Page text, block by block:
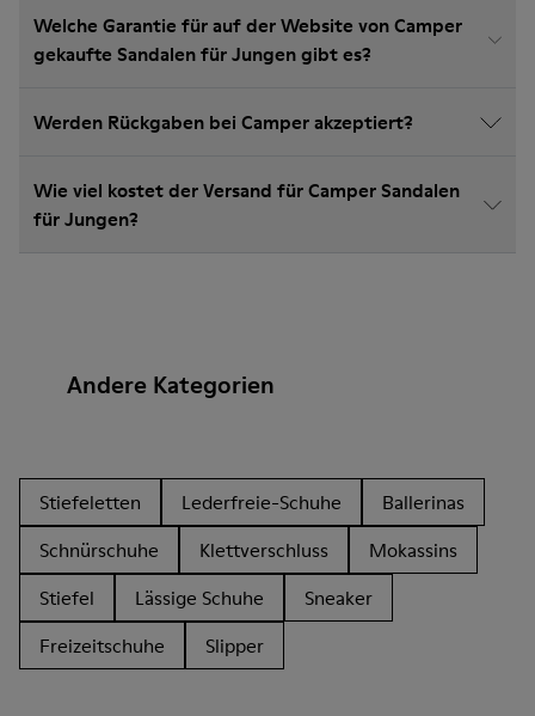
Welche Garantie für auf der Website von Camper
gekaufte Sandalen für Jungen gibt es?
Werden Rückgaben bei Camper akzeptiert?
Wie viel kostet der Versand für Camper Sandalen
für Jungen?
Andere Kategorien
Stiefeletten Lederfreie-Schuhe
Ballerinas
Schnürschuhe
Klettverschluss
Mokassins
Stiefel
Lässige Schuhe
Sneaker
Freizeitschuhe
Slipper